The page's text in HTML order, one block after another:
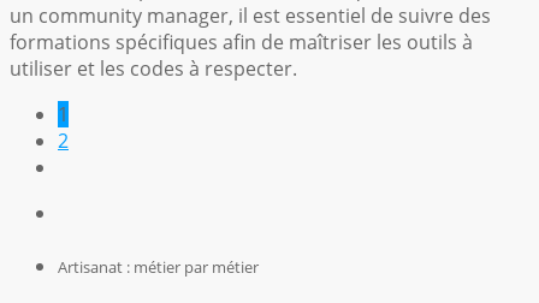
un community manager, il est essentiel de suivre des
formations spécifiques afin de maîtriser les outils à
utiliser et les codes à respecter.
1
2
Artisanat : métier par métier